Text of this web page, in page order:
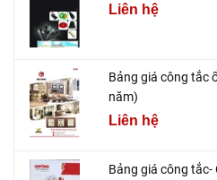
Liên hệ
Bảng giá công tắc
năm)
Liên hệ
Bảng giá công tắc-